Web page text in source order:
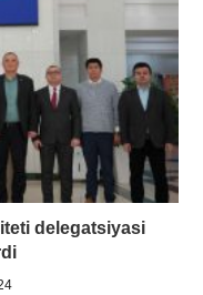
delegatsiyasi